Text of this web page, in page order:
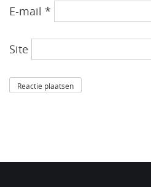
E-mail *
Site